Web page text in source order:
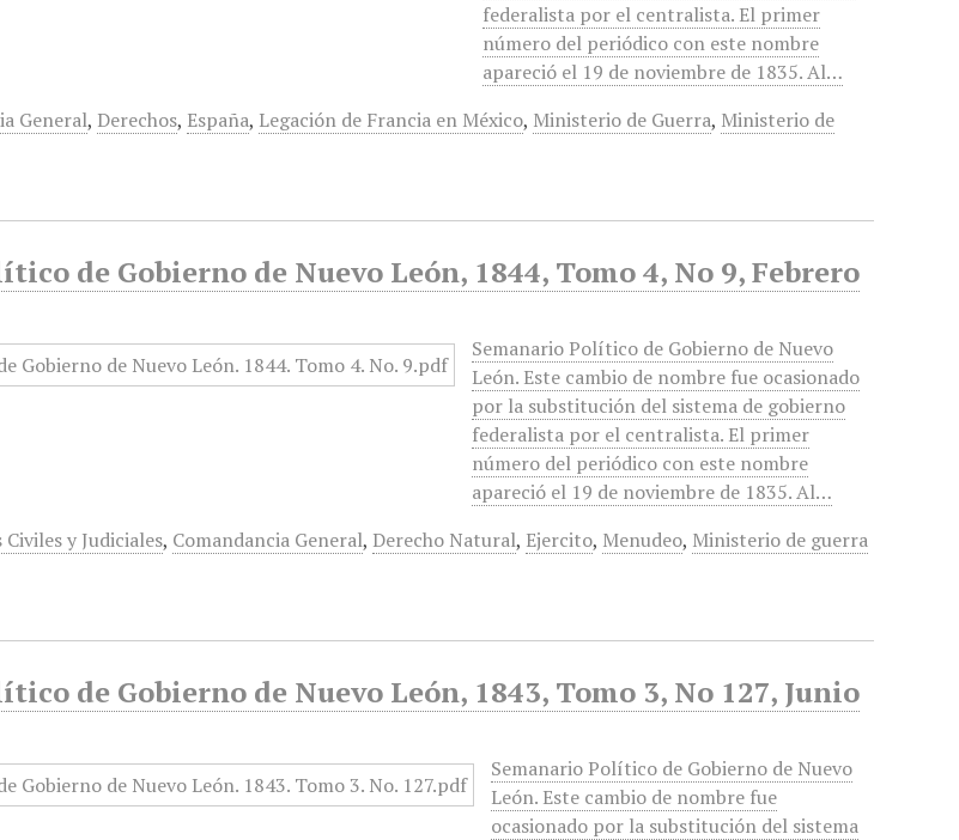
federalista por el centralista. El primer
número del periódico con este nombre
apareció el 19 de noviembre de 1835. Al…
General, Derechos, España, Legación de Francia en México, Ministerio de Guerra, Ministerio de
de Gobierno de Nuevo León, 1844, Tomo 4, No 9, Febrero
Semanario Político de Gobierno de Nuevo
León. Este cambio de nombre fue ocasionado
por la substitución del sistema de gobierno
federalista por el centralista. El primer
número del periódico con este nombre
apareció el 19 de noviembre de 1835. Al…
y Judiciales, Comandancia General, Derecho Natural, Ejercito, Menudeo, Ministerio de guerra
de Gobierno de Nuevo León, 1843, Tomo 3, No 127, Junio
Semanario Político de Gobierno de Nuevo
León. Este cambio de nombre fue
ocasionado por la substitución del sistema